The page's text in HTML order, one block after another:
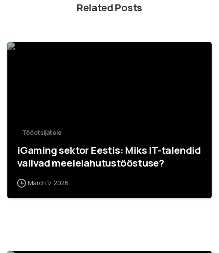
Related Posts
Tööotsijatele
iGaming sektor Eestis: Miks IT-talendid
valivad meelelahutustööstuse?
March 17, 2026